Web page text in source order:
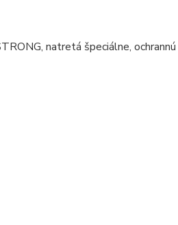
natretá špeciálne, ochrannú